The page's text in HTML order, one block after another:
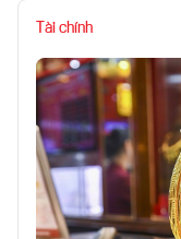
Tài chính